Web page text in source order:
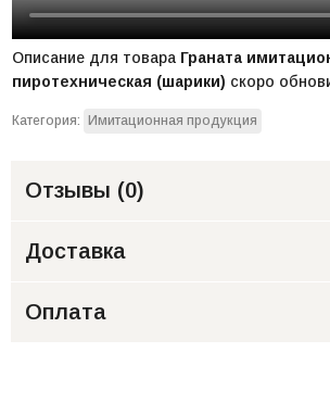
Описание для товара Граната
пиротехническая (шарики) скоро
Категория: Имитационная продукция
Отзывы (0)
Доставка
Оплата